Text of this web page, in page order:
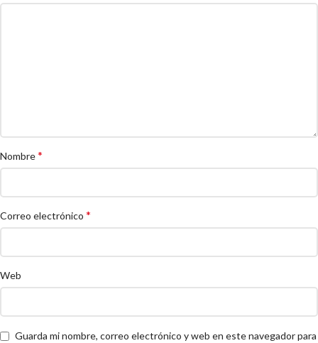
Nombre*
Correo electrónico *
Web
Guarda mi nombre, correo electrónico y web en este navegador para